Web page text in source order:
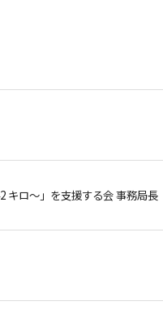
キロ～」を支援する会 事務局長